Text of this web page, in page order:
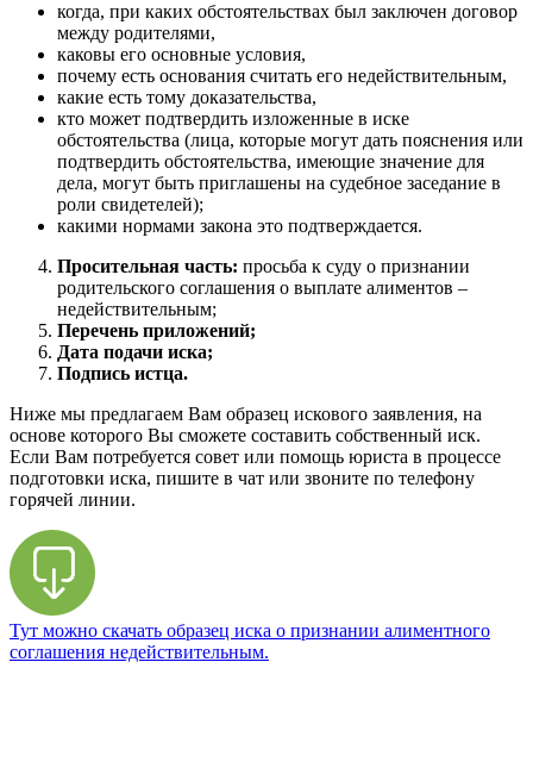
когда, при каких обстоятельствах был заключен договор
между родителями,
каковы его основные условия,
почему есть основания считать его недействительным,
какие есть тому доказательства,
кто может подтвердить изложенные в иске
обстоятельства (лица, которые могут дать пояснения или
подтвердить обстоятельства, имеющие значение для
дела, могут быть приглашены на судебное заседание в
роли свидетелей);
какими нормами закона это подтверждается.
Просительная часть: просьба к суду о признании
родительского соглашения о выплате алиментов –
недействительным;
Перечень приложений;
Дата подачи иска;
Подпись истца.
Ниже мы предлагаем Вам образец искового заявления, на
основе которого Вы сможете составить собственный иск.
Если Вам потребуется совет или помощь юриста в процессе
подготовки иска, пишите в чат или звоните по телефону
горячей линии.
Тут можно скачать образец иска о признании алиментного
соглашения недействительным.